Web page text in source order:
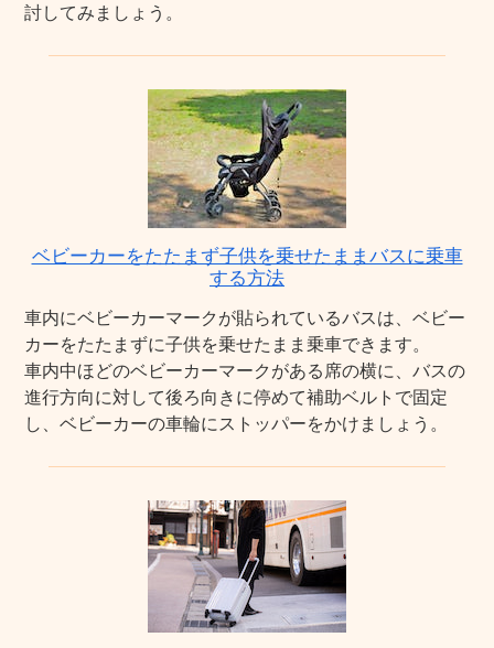
討してみましょう。
ベビーカーをたたまず子供を乗せたままバスに乗車
する方法
車内にベビーカーマークが貼られているバスは、ベビー
カーをたたまずに子供を乗せたまま乗車できます。
車内中ほどのベビーカーマークがある席の横に、バスの
進行方向に対して後ろ向きに停めて補助ベルトで固定
し、ベビーカーの車輪にストッパーをかけましょう。